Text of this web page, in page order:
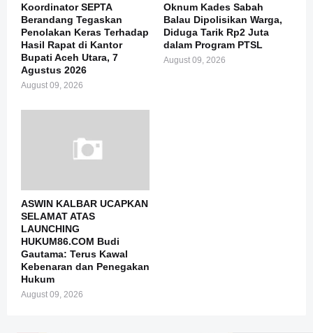
Koordinator SEPTA
Berandang Tegaskan
Penolakan Keras Terhadap
Hasil Rapat di Kantor
Bupati Aceh Utara, 7
Agustus 2026
August 09, 2026
Oknum Kades Sabah
Balau Dipolisikan Warga,
Diduga Tarik Rp2 Juta
dalam Program PTSL
August 09, 2026
ASWIN KALBAR UCAPKAN
SELAMAT ATAS
LAUNCHING
HUKUM86.COM Budi
Gautama: Terus Kawal
Kebenaran dan Penegakan
Hukum
August 09, 2026